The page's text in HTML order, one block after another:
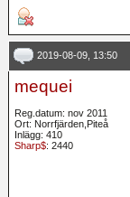
2019-08-09, 13:50
mequei
Reg.datum: nov 2011
Ort: Norrfjärden,Piteå
Inlägg: 410
Sharp$: 2440